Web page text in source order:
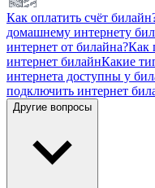
Как оплатить счёт
домашнему интернету
интернет от билайна?Как
интернет билайнКакие
интернета доступны у
подключить интернет
Другие вопросы